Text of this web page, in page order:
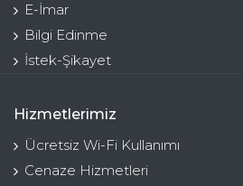
E-İmar
Bilgi Edinme
İstek-Şikayet
Hizmetlerimiz
Ücretsiz Wi-Fi Kullanımı
Cenaze Hizmetleri